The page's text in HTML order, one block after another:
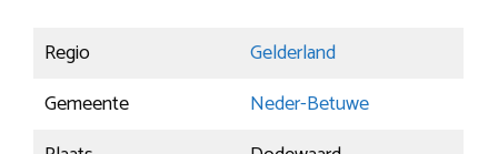
Regio
Gelderland
Gemeente
Neder-Betuwe